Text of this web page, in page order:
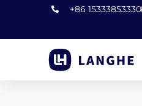
+86 15333853330